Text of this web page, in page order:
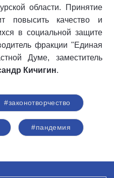
области. Принятие
повысить качество и
в социальной защите
фракции "Единая
Думе, заместитель
Кичигин.
#законотворчество
#пандемия